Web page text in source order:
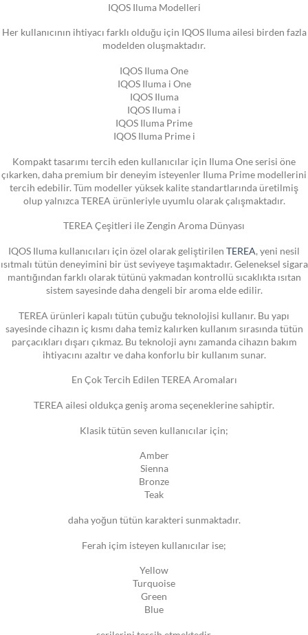
IQOS Iluma Modelleri
Her kullanıcının ihtiyacı farklı olduğu için IQOS Iluma ailesi birden fazla
modelden oluşmaktadır.
IQOS Iluma One
IQOS Iluma i One
IQOS Iluma
IQOS Iluma i
IQOS Iluma Prime
IQOS Iluma Prime i
Kompakt tasarımı tercih eden kullanıcılar için Iluma One serisi öne
çıkarken, daha premium bir deneyim isteyenler Iluma Prime modellerini
tercih edebilir. Tüm modeller yüksek kalite standartlarında üretilmiş
olup yalnızca TEREA ürünleriyle uyumlu olarak çalışmaktadır.
TEREA Çeşitleri ile Zengin Aroma Dünyası
IQOS Iluma kullanıcıları için özel olarak geliştirilen TEREA, yeni nesil
ısıtmalı tütün deneyimini bir üst seviyeye taşımaktadır. Geleneksel sigara
mantığından farklı olarak tütünü yakmadan kontrollü sıcaklıkta ısıtan
sistem sayesinde daha dengeli bir aroma elde edilir.
TEREA ürünleri kapalı tütün çubuğu teknolojisi kullanır. Bu yapı
sayesinde cihazın iç kısmı daha temiz kalırken kullanım sırasında tütün
parçacıkları dışarı çıkmaz. Bu teknoloji aynı zamanda cihazın bakım
ihtiyacını azaltır ve daha konforlu bir kullanım sunar.
En Çok Tercih Edilen TEREA Aromaları
TEREA ailesi oldukça geniş aroma seçeneklerine sahiptir.
Klasik tütün seven kullanıcılar için;
Amber
Sienna
Bronze
Teak
daha yoğun tütün karakteri sunmaktadır.
Ferah içim isteyen kullanıcılar ise;
Yellow
Turquoise
Green
Blue